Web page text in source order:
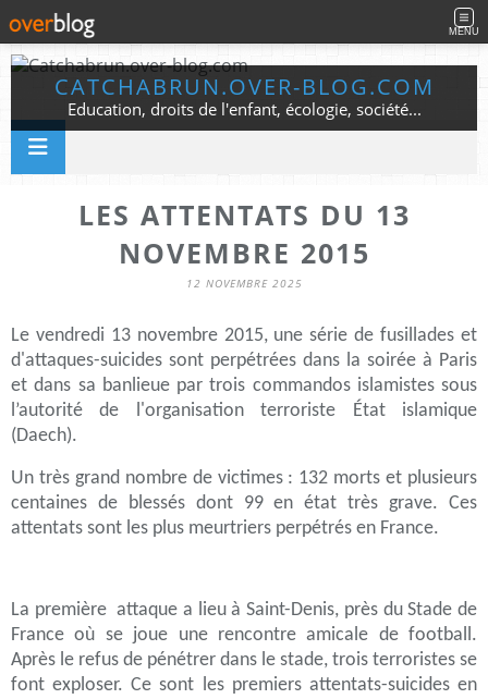
MENU
CATCHABRUN.OVER-BLOG.COM
Education, droits de l'enfant, écologie, société...
LES ATTENTATS DU 13
NOVEMBRE 2015
12 NOVEMBRE 2025
Le vendredi 13 novembre 2015, une série de fusillades et
d'attaques-suicides sont perpétrées dans la soirée à Paris
et dans sa banlieue par trois commandos islamistes sous
l’autorité de l'organisation terroriste État islamique
(Daech).
Un très grand nombre de victimes : 132 morts et plusieurs
centaines de blessés dont 99 en état très grave. Ces
attentats sont les plus meurtriers perpétrés en France.
La première attaque a lieu à Saint-Denis, près du Stade de
France où se joue une rencontre amicale de football.
Après le refus de pénétrer dans le stade, trois terroristes se
font exploser. Ce sont les premiers attentats-suicides en